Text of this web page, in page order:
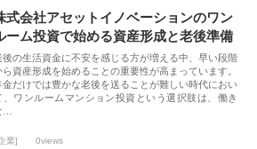
式会社アセットイノベーションのワン
ーム投資で始める資産形成と老後準備
後の生活資金に不安を感じる方が増える中、早い段階
ら資産形成を始めることの重要性が高まっています。
金だけでは豊かな老後を送ることが難しい時代におい
、ワンルームマンション投資という選択肢は、働き
…
業] 0views